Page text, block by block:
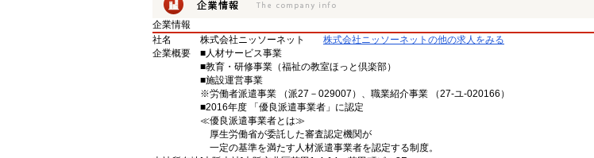
企業情報
社名
株式会社ニッソーネット
株式会社ニッソーネットの他の求人をみる
企業概要
■人材サービス事業
■教育・研修事業（福祉の教室ほっと倶楽部）
■施設運営事業
※労働者派遣事業 （派27－029007）、職業紹介事業 （27-ユ-020166）
■2016年度 「優良派遣事業者」に認定
≪優良派遣事業者とは≫
厚生労働省が委託した審査認定機関が
一定の基準を満たす人材派遣事業者を認定する制度。